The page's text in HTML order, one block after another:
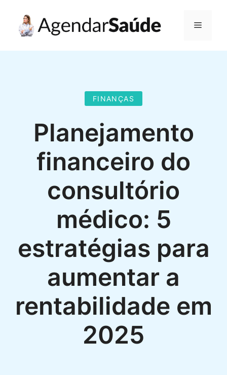
Menu
FINANÇAS
Planejamento
financeiro do
consultório
médico: 5
estratégias para
aumentar a
rentabilidade em
2025